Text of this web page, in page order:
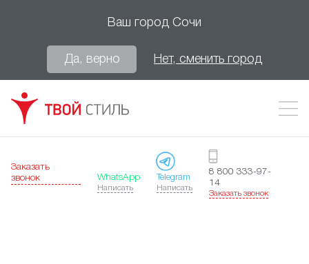
Ваш город Сочи
Да, верно Нет, сменить город
Заказать
звонок
WhatsApp
Написать
Telegram
Написать
8 800 333-97-
14
Заказать звонок